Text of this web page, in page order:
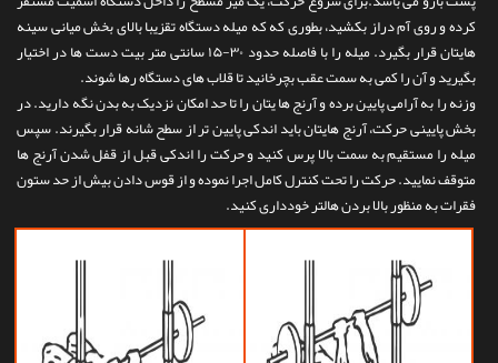
تماس با ما
کرده و روی آم دراز بکشید، بطوری که که میله دستگاه تقزیبا بالای بخش میانی سینه
هایتان قرار بگیرد. میله را با فاصله حدود ۳۰-۱۵ سانتی متر بیت دست ها در اختیار
بگیرید و آن را کمی به سمت عقب بچرخانید تا قلاب های دستگاه رها شوند.
وزنه را به آرامی پایین برده و آرنج ها یتان را تا حد امکان نزدیک به بدن نگه دارید. در
بخش پایینی حرکت، آرنج هایتان باید اندکی پایین تر از سطح شانه قرار بگیرند. سپس
میله را مستقیم به سمت بالا پرس کنید و حرکت را اندکی قبل از قفل شدن آرنج ها
متوقف نمایید. حرکت را تحت کنترل کامل اجرا نموده و از قوس دادن بیش از حد ستون
فقرات به منظور بالا بردن هالتر خودداری کنید.